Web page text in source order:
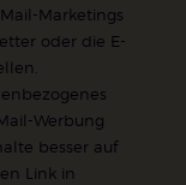
Marketings
oder die E-
Werbung
besser auf
Link in